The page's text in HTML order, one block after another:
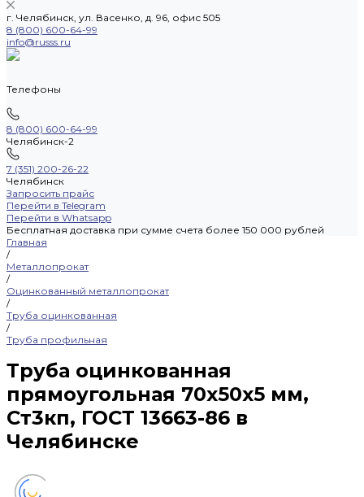
г. Челябинск, ул. Васенко, д. 96, офис 505
8 (800) 600-64-99
info@russs.ru
Телефоны
8 (800) 600-64-99
Челябинск-2
7 (351) 200-26-22
Челябинск
Запросить прайс
Перейти в Telegram
Перейти в Whatsapp
Бесплатная доставка при сумме счета более 150 000 рублей
Главная
/
Металлопрокат
/
Оцинкованный металлопрокат
/
Труба оцинкованная
/
Труба профильная
Труба оцинкованная
прямоугольная 70х50х5 мм,
Ст3кп, ГОСТ 13663-86 в
Челябинске